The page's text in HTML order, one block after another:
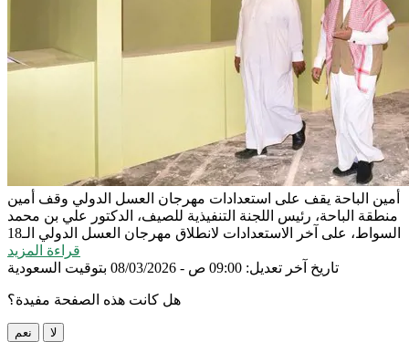
أمين الباحة يقف على استعدادات مهرجان العسل الدولي وقف أمين
منطقة الباحة، رئيس اللجنة التنفيذية للصيف، الدكتور علي بن محمد
السواط، على آخر الاستعدادات لانطلاق مهرجان العسل الدولي الـ18
قراءة المزيد
تاريخ آخر تعديل: 09:00 ص - 08/03/2026 بتوقيت السعودية
هل كانت هذه الصفحة مفيدة؟
نعم لا